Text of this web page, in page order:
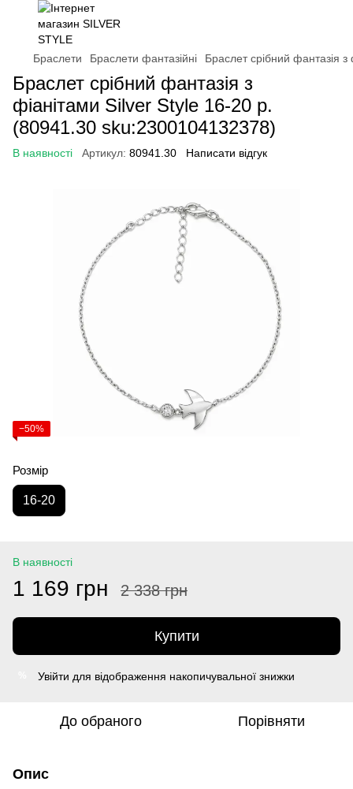
Браслети Браслети фантазійні Браслет срібний фантазія
Браслет срібний фантазія з
фіанітами Silver Style 16-20 р.
(80941.30 sku:2300104132378)
В наявності Артикул: 80941.30 Написати відгук
−50%
Розмір
16-20
В наявності
1 169 грн 2 338 грн
Купити
Увійти для відображення накопичувальної знижки
До обраного Порівняти
Опис